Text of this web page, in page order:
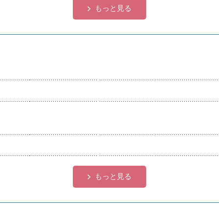
もっと見る
もっと見る